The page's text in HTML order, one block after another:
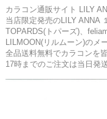
カラコン通販サイト LILY
当店限定発売のLILY ANNA
TOPARDS(トパーズ)、
LILMOON(リルムーン)のメ
全品送料無料でカラコンを
17時までのご注文は当日発